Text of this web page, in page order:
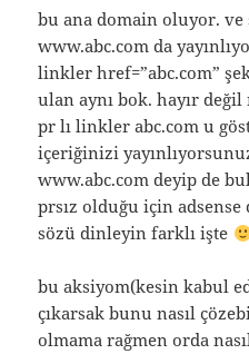
bu ana domain oluyor.
www.abc.com da
linkler href=”abc.com”
ulan aynı bok. hayır
pr lı linkler abc.com u
içeriğinizi
www.abc.com deyip de
prsız olduğu için
sözü dinleyin farklı işte
bu aksiyom(kesin kabul
çıkarsak bunu nasıl
olmama rağmen orda